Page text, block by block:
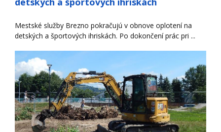
Mestské služby Brezno pokračujú v obnove oplotení na
detských a športových ihriskách. Po dokončení prác pri ...